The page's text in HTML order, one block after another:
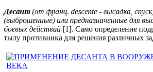
Десант (от франц. descente - высадка,
(выброшенные) или предназначенные для
боевых действий [1]. Само определение
тылу противника для решения различных